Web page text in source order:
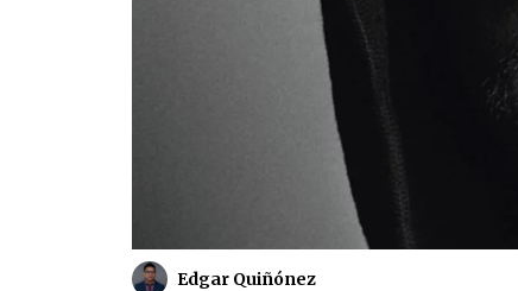
Edgar Quiñónez